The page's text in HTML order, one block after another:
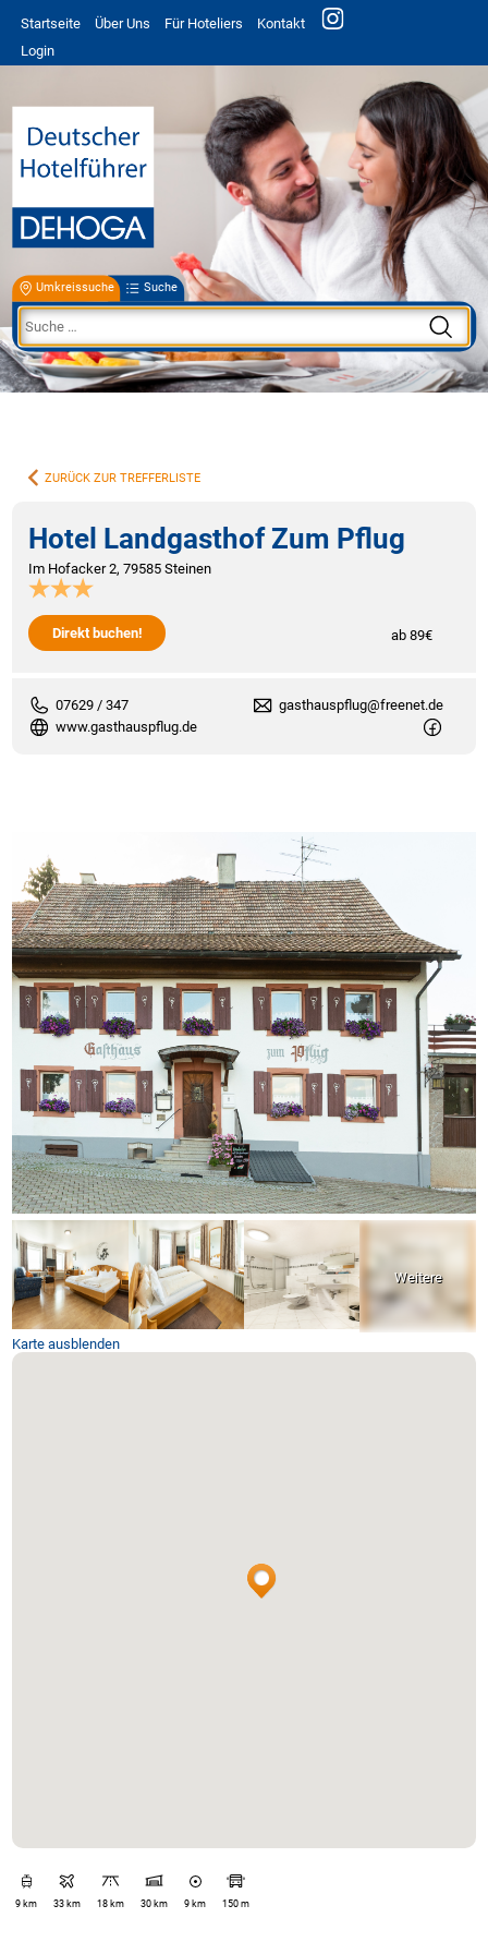
Startseite Über Uns Für Hoteliers
Kontakt
Login
Umkreissuche Suche
ZURÜCK ZUR TREFFERLISTE
Hotel Landgasthof Zum Pflug
Im Hofacker 2, 79585 Steinen
Direkt buchen! ab 89€
07629 / 347
gasthauspflug@freenet.de
www.gasthauspflug.de
Karte ausblenden
9 km 33 km 18 km 30 km 9 km 150 m